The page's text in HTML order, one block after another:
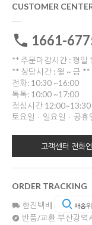
CUSTOMER
1661-
** 주문마감시간 : 평일
** 상담시간 : 월 ~ 금 **
전화: 10:30 ~16:00
톡톡: 10:00 ~17:00
점심시간 12:00~13:30
토요일ㆍ일요일ㆍ공휴
고객센터 전화
ORDER TRACKING
한진택배 배송
반품/교환 부산광역